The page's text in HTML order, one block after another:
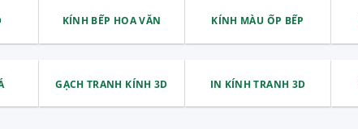
KÍNH BẾP HOA VĂN KÍNH MÀU ỐP BẾP
GẠCH TRANH KÍNH 3D IN KÍNH TRANH 3D